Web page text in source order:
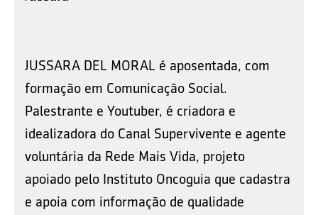
JUSSARA DEL MORAL é aposentada, com
formação em Comunicação Social.
Palestrante e Youtuber, é criadora e
idealizadora do Canal Supervivente e agente
voluntária da Rede Mais Vida, projeto
apoiado pelo Instituto Oncoguia que cadastra
e apoia com informação de qualidade